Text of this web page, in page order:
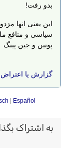
بدو رفت!
این یعنی انها
سیاسی و منافع
پوتین و جین پینگ
گزارش یا اعتراض
| Español
به اشتراک